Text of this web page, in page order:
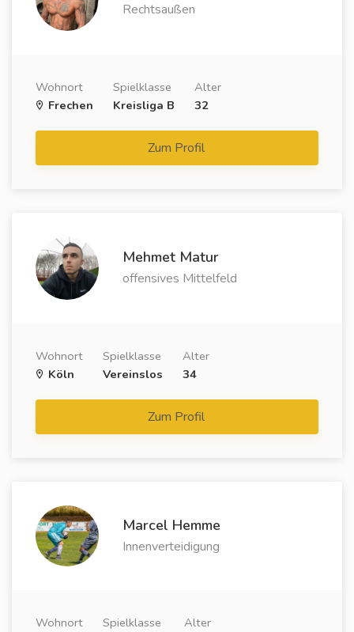
Rechtsaußen
Wohnort
Frechen
Spielklasse
Kreisliga B
Alter
32
Zum Profil
Mehmet Matur
offensives Mittelfeld
Wohnort
Köln
Spielklasse
Vereinslos
Alter
34
Zum Profil
Marcel Hemme
Innenverteidigung
Wohnort
Spielklasse
Alter